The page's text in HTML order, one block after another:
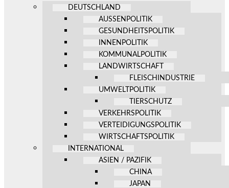
DEUTSCHLAND
AUSSENPOLITIK
GESUNDHEITSPOLITIK
INNENPOLITIK
KOMMUNALPOLITIK
LANDWIRTSCHAFT
FLEISCHINDUSTRIE
UMWELTPOLITIK
TIERSCHUTZ
VERKEHRSPOLITIK
VERTEIDIGUNGSPOLITIK
WIRTSCHAFTSPOLITIK
INTERNATIONAL
ASIEN / PAZIFIK
CHINA
JAPAN